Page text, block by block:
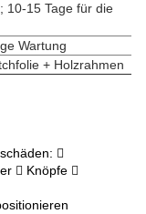
10-15 Tage für die
Wartung
+ Holzrahmen

 Knöpfe 